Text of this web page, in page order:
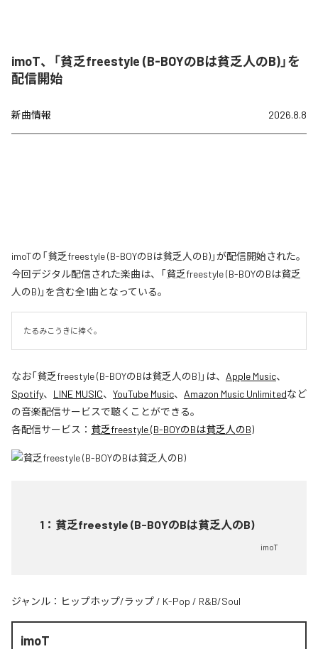
imoT、「貧乏freestyle (B-BOYのBは貧乏人のB)」を
配信開始
新曲情報 2026.8.8
imoTの「貧乏freestyle (B-BOYのBは貧乏人のB)」が配信開始された。
今回デジタル配信された楽曲は、「貧乏freestyle (B-BOYのBは貧乏
人のB)」を含む全1曲となっている。
たるみこうきに捧ぐ。
なお「貧乏freestyle (B-BOYのBは貧乏人のB)」は、 Apple Music、
Spotify、 LINE MUSIC、 YouTube Music、 Amazon Music Unlimitedなど
の音楽配信サービスで聴くことができる。
各配信サービス： 貧乏freestyle (B-BOYのBは貧乏人のB)
1 ： 貧乏freestyle (B-BOYのBは貧乏人のB)
imoT
ジャンル： ヒップホップ/ラップ / K-Pop / R&B/Soul
imoT